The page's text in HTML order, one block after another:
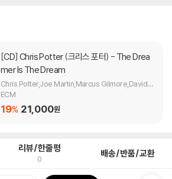
[CD]
mer Is The Dream
Chris Potter,Joe Martin,Marcus Gilmore,David V
irelles
ECM
19% 21,000원
리뷰/한줄평
0 배송/반품/교환